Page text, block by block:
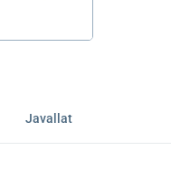
Javallat